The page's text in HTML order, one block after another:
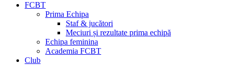
FCBT
Prima Echipa
Staf & jucători
Meciuri și rezultate prima echipă
Echipa feminina
Academia FCBT
Club